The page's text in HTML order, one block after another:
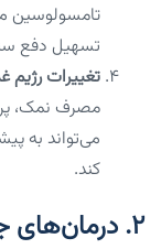
تامسولوسین
تسهیل دفع
تغییرات رژیم
مصرف نمک،
می‌تواند به
کند.
۲. درمان‌های جراحی